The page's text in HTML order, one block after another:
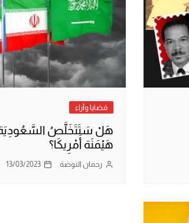
قضايا وآراء
هَلْ سَتَتَخَلَّصُ
هَيْمَنَة أَمْرِيكَا؟
رحمان النوضة 13/03/2023